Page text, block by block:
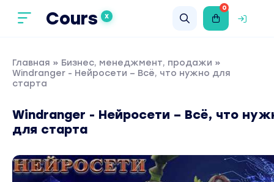
Cours X
0
Главная » Бизнес, менеджмент, продажи »
Windranger - Нейросети – Всё, что нужно для
старта
Windranger - Нейросети – Всё, что
для старта